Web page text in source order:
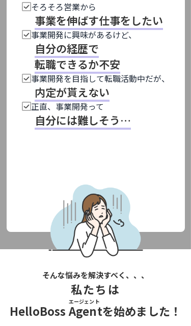
そろそろ営業から
事業を伸ばす仕事をしたい
事業開発に興味があるけど、
自分の経歴で
転職できるか不安
事業開発を目指して転職活動中だが、
内定が貰えない
正直、事業開発って
自分には難しそう…
そんな悩みを解決すべく、、、
私たちは
HelloBoss Agent
エージェント
を始めました！